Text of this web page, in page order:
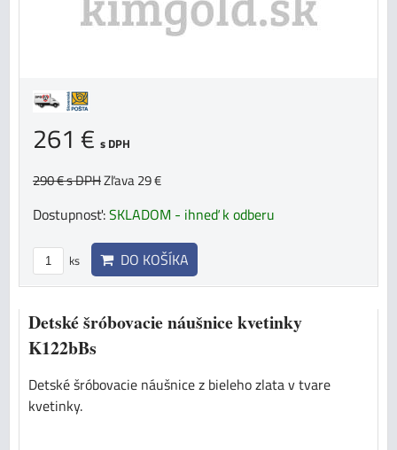
261 € s DPH
290 €s DPHZľava 29 €
Dostupnosť:SKLADOM - ihneď k odberu
ks DO KOŠÍKA
Detské šróbovacie náušnice kvetinky
K122bBs
Detské šróbovacie náušnice z bieleho zlata v tvare
kvetinky.